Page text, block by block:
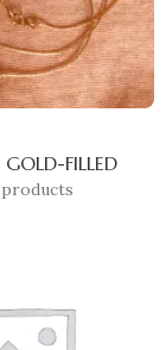
GOLD-FILLED
products